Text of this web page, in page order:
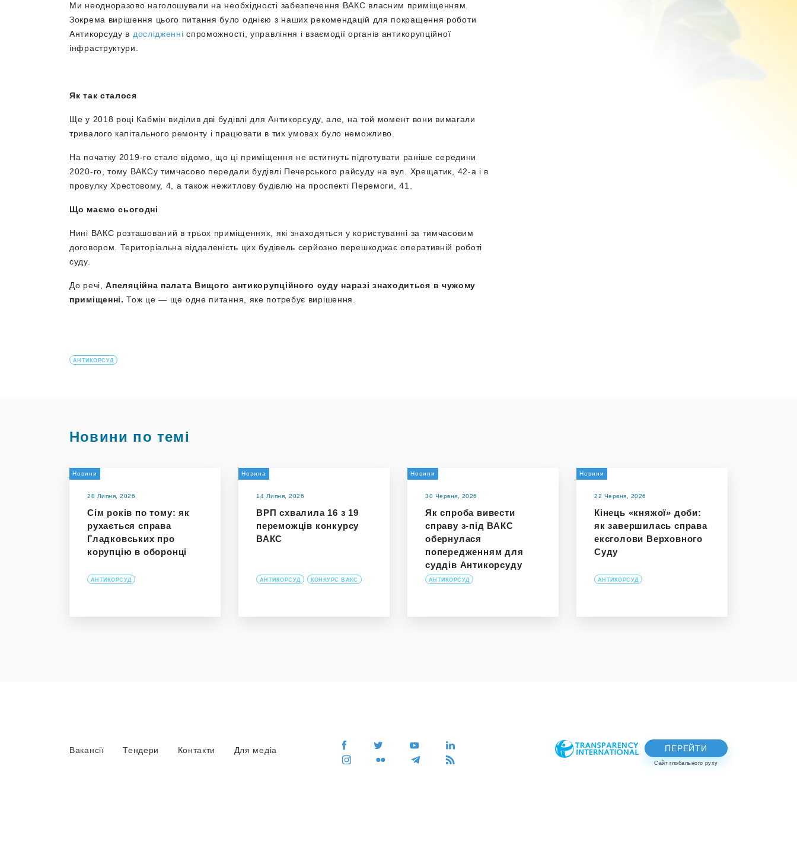
Ми неодноразово наголошували на необхідності забезпечення ВАКС власним приміщенням.
Зокрема вирішення цього питання було однією з наших рекомендацій для покращення роботи
Антикорсуду в дослідженні спроможності, управління і взаємодії органів антикорупційної
інфраструктури.
Як так сталося
Ще у 2018 році Кабмін виділив дві будівлі для Антикорсуду, але, на той момент вони вимагали
тривалого капітального ремонту і працювати в тих умовах було неможливо.
На початку 2019-го стало відомо, що ці приміщення не встигнуть підготувати раніше середини
2020-го, тому ВАКСу тимчасово передали будівлі Печерського райсуду на вул. Хрещатик, 42-а і в
провулку Хрестовому, 4, а також нежитлову будівлю на проспекті Перемоги, 41.
Що маємо сьогодні
Нині ВАКС розташований в трьох приміщеннях, які знаходяться у користуванні за тимчасовим
договором. Територіальна віддаленість цих будівель серйозно перешкоджає оперативній роботі
суду.
До речі,Апеляційна палата Вищого антикорупційного суду наразі знаходиться в чужому
приміщенні. Тож це — ще одне питання, яке потребує вирішення.
АНТИКОРСУД
Новини по темі
Новини
28 Липня, 2026
Сім років по тому: як
рухається справа
Гладковських про
корупцію в оборонці
АНТИКОРСУД
Новина
14 Липня, 2026
ВРП схвалила 16 з 19
переможців конкурсу
ВАКС
АНТИКОРСУД КОНКУРС ВАКС
Новини
30 Червня, 2026
Як спроба вивести
справу з-під ВАКС
обернулася
попередженням для
суддів Антикорсуду
АНТИКОРСУД
Новини
22 Червня, 2026
Кінець «княжої» доби:
як завершилась справа
ексголови Верховного
Суду
АНТИКОРСУД
Вакансії Тендери Контакти Для медіа ПЕРЕЙТИ
Сайт глобального руху